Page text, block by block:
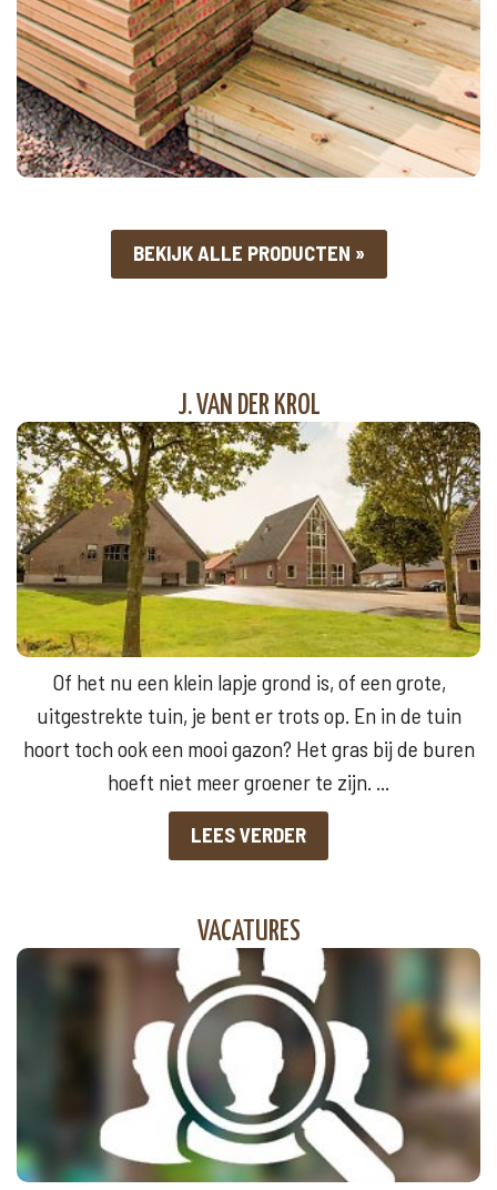
J. VAN DER KROL
Of het nu een klein lapje grond is, of een grote,
uitgestrekte tuin, je bent er trots op. En in de tuin
hoort toch ook een mooi gazon? Het gras bij de buren
hoeft niet meer groener te zijn. ...
LEES VERDER
VACATURES